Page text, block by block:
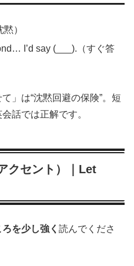
）
I’d say (___).（すぐ答
」は“沈黙回避の保険”。短
話では正解です。
クセント）｜Let
を少し強く 読んでくださ